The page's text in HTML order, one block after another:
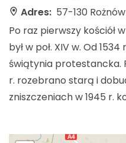
Adres: 57-130 Rożnów
Po raz pierwszy kościół
był w poł. XIV w. Od
świątynia protestancka.
r. rozebrano starą i
zniszczeniach w 1945 r.